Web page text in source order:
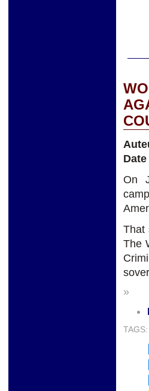
On
That
The
»
TAGS: